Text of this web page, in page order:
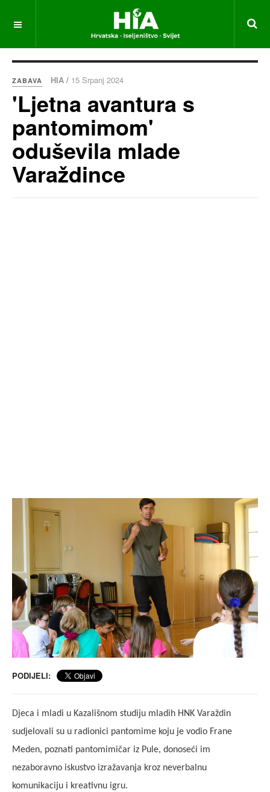
ZABAVA HIA / 15 Srpanj 2024
'Ljetna avantura s
pantomimom'
oduševila mlade
Varaždince
PODIJELI:
Djeca i mladi u Kazališnom studiju mladih HNK Varaždin
sudjelovali su u radionici pantomime koju je vodio Frane
Meden, poznati pantomimičar iz Pule, donoseći im
nezaboravno iskustvo izražavanja kroz neverbalnu
komunikaciju i kreativnu igru.